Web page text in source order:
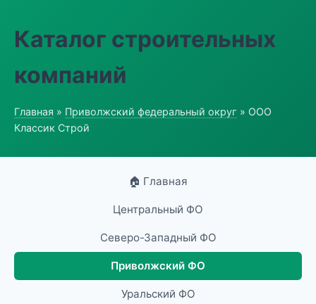
Каталог строительных
компаний
Главная » Приволжский федеральный округ » ООО
Классик Строй
🏠 Главная
Центральный ФО
Северо-Западный ФО
Приволжский ФО
Уральский ФО